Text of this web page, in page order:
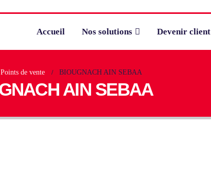
Accueil Nos solutions Devenir client
Points de vente BIOUGNACH AIN SEBAA
AIN SEBAA